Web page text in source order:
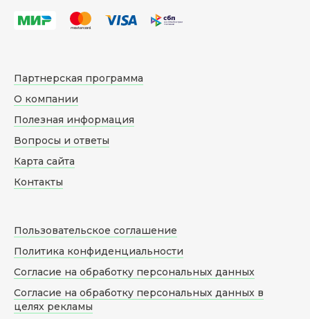
Партнерская программа
О компании
Полезная информация
Вопросы и ответы
Карта сайта
Контакты
Пользовательское соглашение
Политика конфиденциальности
Согласие на обработку персональных данных
Согласие на обработку персональных данных в
целях рекламы